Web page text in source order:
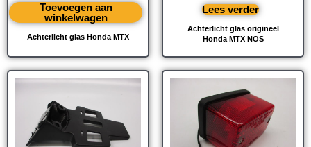
Achterlicht glas Honda MTX
Toevoegen aan
winkelwagen
Achterlicht glas origineel
Honda MTX NOS
Lees verder